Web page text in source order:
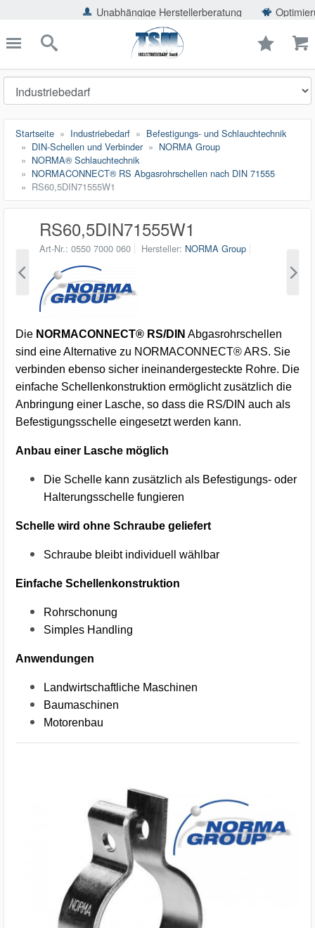
Unabhängige Herstellerberatung Optimierung der
schließen
Suche
Startseite Industriebedarf
Befestigungs- und Schlauchtechnik
DIN-Schellen und Verbinder
NORMA Group
NORMA® Schlauchtechnik
NORMACONNECT® RS Abgasrohrschellen nach DIN 71555
RS60,5DIN71555W1
RS60,5DIN71555W1
Art-Nr. 0550 7000 060 Hersteller NORMA Group
Die NORMACONNECT® RS/DIN Abgasrohrschellen
sind eine Alternative zu NORMACONNECT® ARS. Sie
verbinden ebenso sicher ineinandergesteckte Rohre. Die
einfache Schellenkonstruktion ermöglicht zusätzlich die
Anbringung einer Lasche, so dass die RS/DIN auch als
Befestigungsschelle eingesetzt werden kann.
Anbau einer Lasche möglich
Die Schelle kann zusätzlich als Befestigungs- oder
Halterungsschelle fungieren
Schelle wird ohne Schraube geliefert
Schraube bleibt individuell wählbar
Einfache Schellenkonstruktion
Rohrschonung
Simples Handling
Anwendungen
Landwirtschaftliche Maschinen
Baumaschinen
Motorenbau